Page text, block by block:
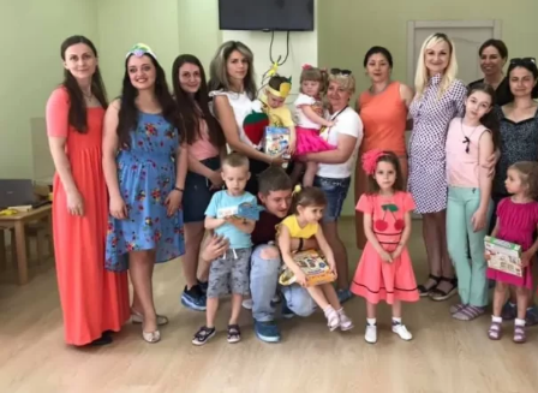
Інклюзивному
центрі
«DNIPRO
SENSORY
WORLD».
(Відео)
01.09.2021
Напередодні Міжнародного
гармонійного розвитку
WORLD» провели свято для